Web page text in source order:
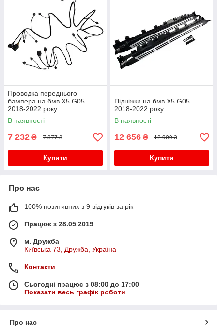
Проводка переднього
бампера на бмв X5 G05
2018-2022 року
В наявності
7 232 ₴ 7 377 ₴
Купити
Підніжки на бмв X5 G05
2018-2022 року
В наявності
12 656 ₴ 12 909 ₴
Купити
Про нас
100% позитивних з 9 відгуків за рік
Працює з 28.05.2019
м. Дружба
Київська 73, Дружба, Україна
Контакти
Сьогодні працює з 08:00 до 17:00
Показати весь графік роботи
Про нас